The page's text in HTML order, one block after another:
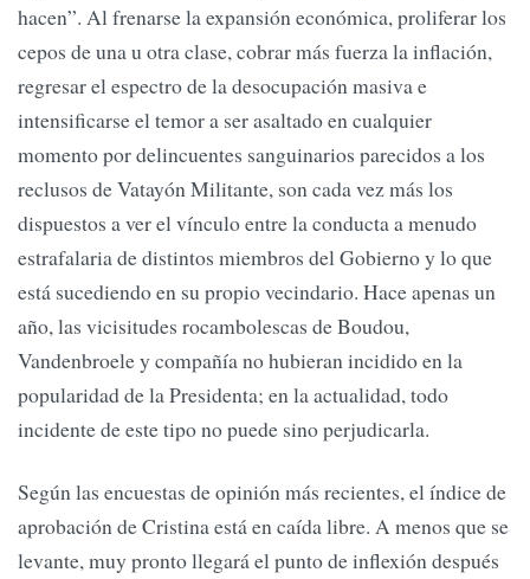
hacen”. Al frenarse la expansión económica, proliferar los
cepos de una u otra clase, cobrar más fuerza la inflación,
regresar el espectro de la desocupación masiva e
intensificarse el temor a ser asaltado en cualquier
momento por delincuentes sanguinarios parecidos a los
reclusos de Vatayón Militante, son cada vez más los
dispuestos a ver el vínculo entre la conducta a menudo
estrafalaria de distintos miembros del Gobierno y lo que
está sucediendo en su propio vecindario. Hace apenas un
año, las vicisitudes rocambolescas de Boudou,
Vandenbroele y compañía no hubieran incidido en la
popularidad de la Presidenta; en la actualidad, todo
incidente de este tipo no puede sino perjudicarla.
Según las encuestas de opinión más recientes, el índice de
aprobación de Cristina está en caída libre. A menos que se
levante, muy pronto llegará el punto de inflexión después